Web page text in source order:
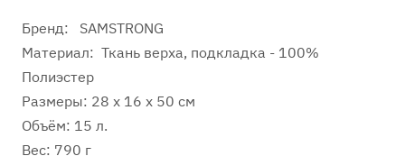
Бренд: SAMSTRONG
Материал: Ткань верха, подкладка - 100%
Полиэстер
Размеры: 28 x 16 x 50 см
Объём: 15 л.
Вес: 790 г